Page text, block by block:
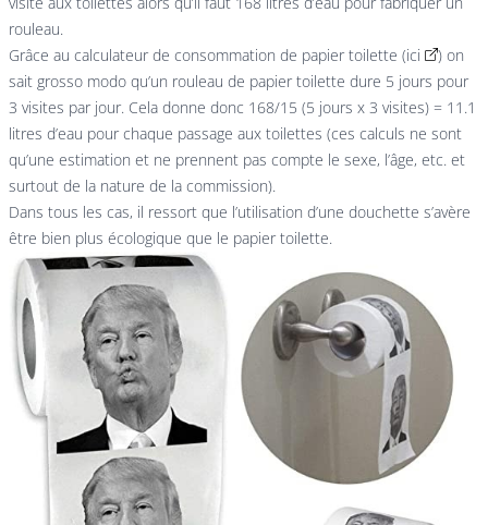
rouleau.
Grâce au calculateur de consommation de papier toilette (ici
) on
sait grosso modo qu’un rouleau de papier toilette dure 5 jours pour
3 visites par jour. Cela donne donc 168/15 (5 jours x 3 visites) = 11.1
litres d’eau pour chaque passage aux toilettes (ces calculs ne sont
qu’une estimation et ne prennent pas compte le sexe, l’âge, etc. et
surtout de la nature de la commission).
Dans tous les cas, il ressort que l’utilisation d’une douchette s’avère
être bien plus écologique que le papier toilette.